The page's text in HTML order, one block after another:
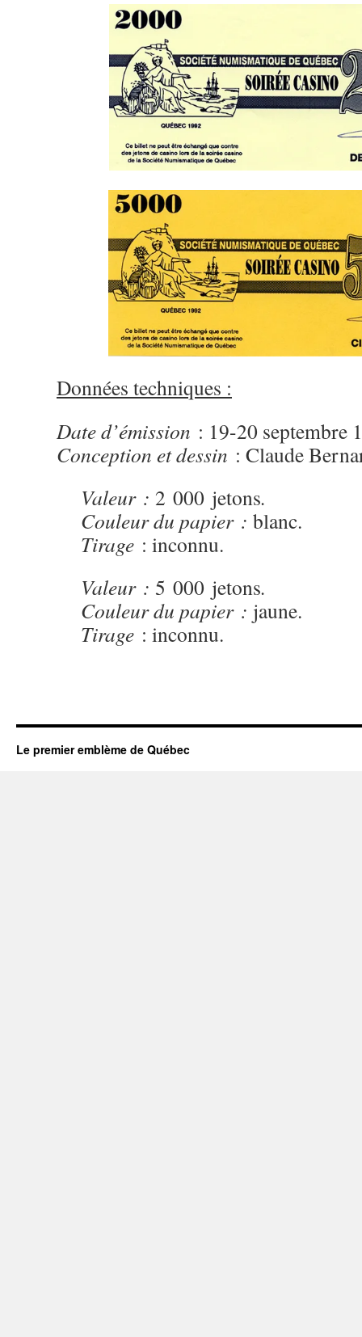
Données techniques :
Date d’émission : 19-20 septembre
Conception et dessin : Claude
Valeur : 2 000 jetons.
Couleur du papier : blanc.
Tirage : inconnu.
Valeur : 5 000 jetons.
Couleur du papier : jaune.
Tirage : inconnu.
Le premier emblème de Québec